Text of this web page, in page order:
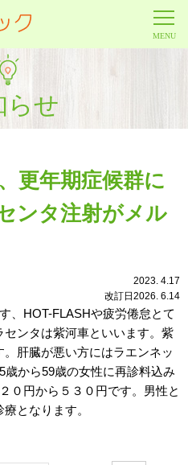
らせ
更年期症候群に
ンタ注射がメル
2023. 4.17
改訂日2026. 6.14
、HOT-FLASHや疲労倦怠とて
ンタは紫河車といいます。紫
肝臓が悪い方にはラエンネッ
から59歳の女性に再診料込み
０円から５３０円です。男性と
となります。